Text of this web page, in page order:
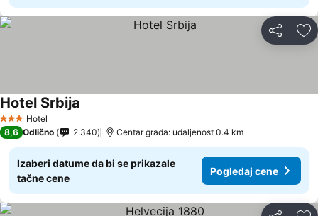
Deli
3 Zvezdice
Hotel
Hotel Srbija
8,6 Odlično 2.340 Centar grada: udaljenost 0.4 km
Izaberi datume da bi se prikazale
tačne cene
Pogledaj cene